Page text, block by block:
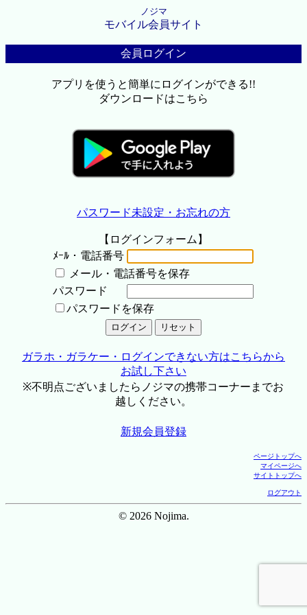
ノジマ
モバイル会員サイト
会員ログイン
アプリを使うと簡単にログインができる!!
ダウンロードはこちら
パスワード未設定・お忘れの方
【ログインフォーム】
ﾒｰﾙ・電話番号
メール・電話番号を保存
パスワード
パスワードを保存
ガラホ・ガラケー・ログインできない方はこちらから
お試し下さい
※不明点ございましたらノジマの携帯コーナーまでお
越しください。
新規会員登録
ページトップへ
マイページへ
サイトトップへ
ログアウト
© 2026 Nojima.